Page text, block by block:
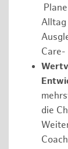
Alltag
Care-
die